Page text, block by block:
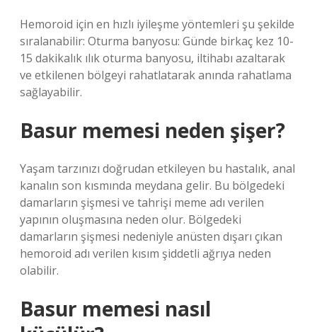
Hemoroid için en hızlı iyileşme yöntemleri şu şekilde
sıralanabilir: Oturma banyosu: Günde birkaç kez 10-
15 dakikalık ılık oturma banyosu, iltihabı azaltarak
ve etkilenen bölgeyi rahatlatarak anında rahatlama
sağlayabilir.
Basur memesi neden şişer?
Yaşam tarzınızı doğrudan etkileyen bu hastalık, anal
kanalın son kısmında meydana gelir. Bu bölgedeki
damarların şişmesi ve tahrişi meme adı verilen
yapının oluşmasına neden olur. Bölgedeki
damarların şişmesi nedeniyle anüsten dışarı çıkan
hemoroid adı verilen kısım şiddetli ağrıya neden
olabilir.
Basur memesi nasıl